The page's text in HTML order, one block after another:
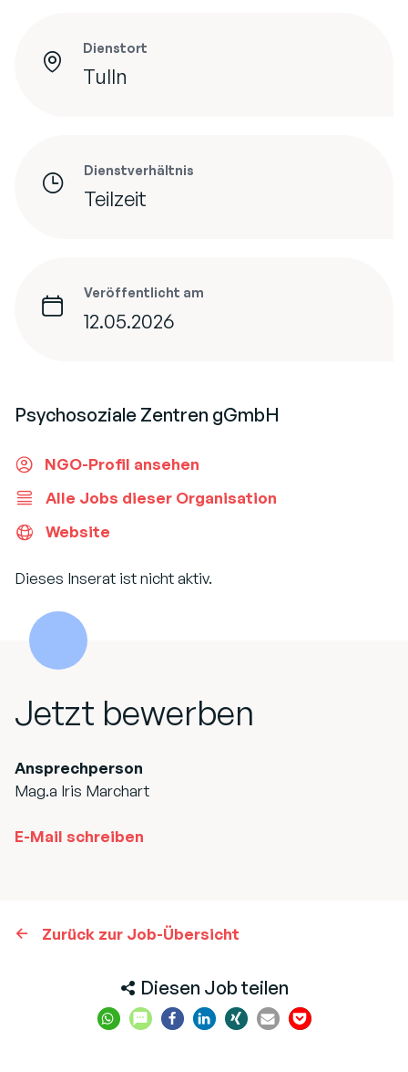
Dienstort
Tulln
Dienstverhältnis
Teilzeit
Veröffentlicht am
12.05.2026
Psychosoziale Zentren gGmbH
NGO-Profil ansehen
Alle Jobs dieser Organisation
Website
Dieses Inserat ist nicht aktiv.
Jetzt bewerben
Ansprechperson
Mag.a Iris Marchart
E-Mail schreiben
Zurück zur Job-Übersicht
Diesen Job teilen